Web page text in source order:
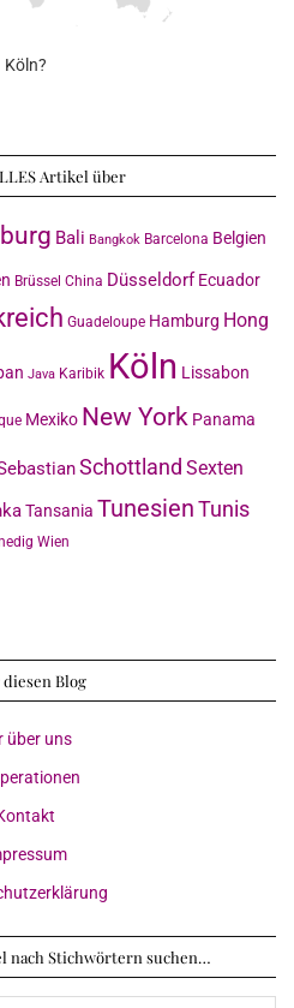
Köln?
Artikel über
Bali Bangkok Barcelona Belgien
Brüssel China Düsseldorf Ecuador
Guadeloupe Hamburg Hong
Java Karibik Köln Lissabon
Mexiko New York Panama
Schottland Sexten
Tansania TunesienTunis
Wien
Blog
über uns
nach Stichwörtern suchen…